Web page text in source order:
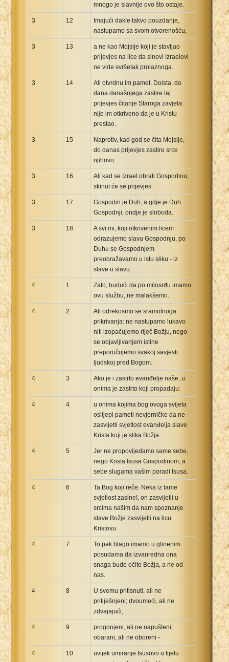
mnogo je slavnije ovo što ostaje.
3 12
Imajući dakle takvo pouzdanje,
nastupamo sa svom otvorenošću,
3 13
a ne kao Mojsije koji je stavljao
prijevjes na lice da sinovi Izraelovi
ne vide svršetak prolaznoga.
3 14
Ali otvrdnu im pamet. Doista, do
dana današnjega zastire taj
prijevjes čitanje Staroga zavjeta:
nije im otkriveno da je u Kristu
prestao.
3 15
Naprotiv, kad god se čita Mojsije,
do danas prijevjes zastire srce
njihovo.
3 16
Ali kad se Izrael obrati Gospodinu,
skinut će se prijevjes.
3 17
Gospodin je Duh, a gdje je Duh
Gospodnji, ondje je sloboda.
3 18
A svi mi, koji otkrivenim licem
odrazujemo slavu Gospodnju, po
Duhu se Gospodnjem
preobražavamo u istu sliku - iz
slave u slavu.
4 1
Zato, budući da po milosrđu imamo
ovu službu, ne malakšemo.
4 2
Ali odrekosmo se sramotnoga
prikrivanja: ne nastupamo lukavo
niti izopačujemo riječ Božju, nego
se objavljivanjem istine
preporučujemo svakoj savjesti
ljudskoj pred Bogom.
4 3
Ako je i zastrto evanđelje naše, u
onima je zastrto koji propadaju:
4 4
u onima kojima bog ovoga svijeta
oslijepi pameti nevjerničke da ne
zasvijetli svjetlost evanđelja slave
Krista koji je slika Božja.
4 5
Jer ne propovijedamo same sebe,
nego Krista Isusa Gospodinom, a
sebe slugama vašim poradi Isusa.
4 6
Ta Bog koji reče: Neka iz tame
svjetlost zasine!, on zasvijetli u
srcima našim da nam spoznanje
slave Božje zasvijetli na licu
Kristovu.
4 7
To pak blago imamo u glinenim
posudama da izvanredna ona
snaga bude očito Božja, a ne od
nas.
4 8
U svemu pritisnuti, ali ne
pritiješnjeni; dvoumeći, ali ne
zdvajajući;
4 9
progonjeni, ali ne napušteni;
obarani, ali ne oboreni -
4 10
uvijek umiranje Isusovo u tijelu